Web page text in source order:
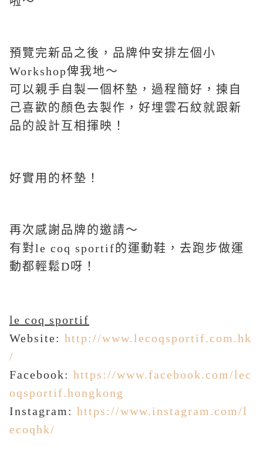
預覽完新品之後，品牌仲安排左個小
Workshop俾我地～
可以親手自製一個杯墊，過程簡好，揀自
己喜歡的顏色去製作，好埋雲石紋就跟新
品的設計互相揮映！
好實用的杯墊！
再次感謝品牌的邀請～
有對le coq sportif的運動鞋，去跑步做運
動都輕鬆D呀！
le coq sportif
Website: http://www.lecoqsportif.com.hk
/
Facebook: https://www.facebook.com/lec
oqsportif.hongkong
Instagram: https://www.instagram.com/l
ecoqhk/